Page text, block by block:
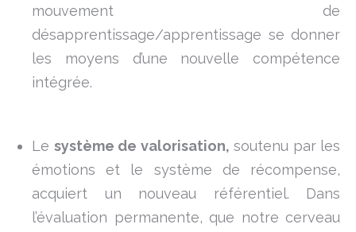
mouvement de
désapprentissage/apprentissage se donner
les moyens d’une nouvelle compétence
intégrée.
Le système de valorisation, soutenu par les
émotions et le système de récompense,
acquiert un nouveau référentiel. Dans
l’évaluation permanente, que notre cerveau